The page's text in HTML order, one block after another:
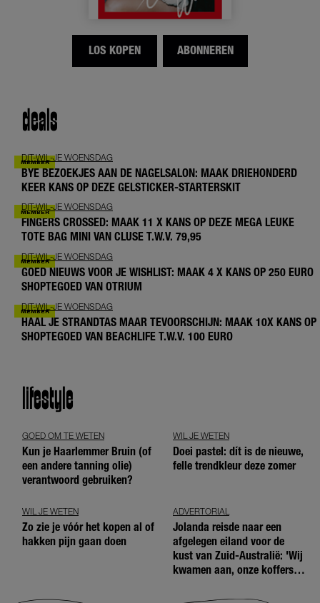
LOS KOPEN ABONNEREN
deals
DIT-WIL-JE WOENSDAG
BYE BEZOEKJES AAN DE NAGELSALON: MAAK DRIEHONDERD
KEER KANS OP DEZE GELSTICKER-STARTERSKIT
DIT-WIL-JE WOENSDAG
FINGERS CROSSED: MAAK 11 X KANS OP DEZE MEGA LEUKE
TOTE BAG MINI VAN CLUSE T.W.V. 79,95
DIT-WIL-JE WOENSDAG
GOED NIEUWS VOOR JE WISHLIST: MAAK 4 X KANS OP 250 EURO
SHOPTEGOED VAN OTRIUM
DIT-WIL-JE WOENSDAG
HAAL JE STRANDTAS MAAR TEVOORSCHIJN: MAAK 10X KANS OP
SHOPTEGOED VAN BEACHLIFE T.W.V. 100 EURO
lifestyle
GOED OM TE WETEN
Kun je Haarlemmer Bruin (of
een andere tanning olie)
verantwoord gebruiken?
WIL JE WETEN
Doei pastel: dít is de nieuwe,
felle trendkleur deze zomer
WIL JE WETEN
Zo zie je vóór het kopen al of
hakken pijn gaan doen
ADVERTORIAL
Jolanda reisde naar een
afgelegen eiland voor de
kust van Zuid-Australië: 'Wij
kwamen aan, onze koffers